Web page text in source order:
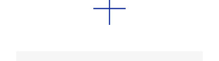
wiederholen, bis wir mit ihnen einverstanden